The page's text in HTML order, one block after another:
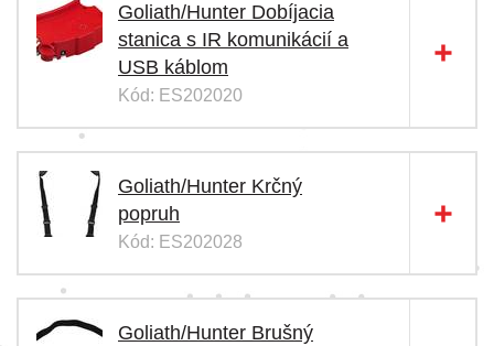
Goliath/Hunter Dobíjacia
stanica s IR komunikácií a
USB káblom
Kód: ES202020
Goliath/Hunter Krčný
popruh
Kód: ES202028
Goliath/Hunter Brušný